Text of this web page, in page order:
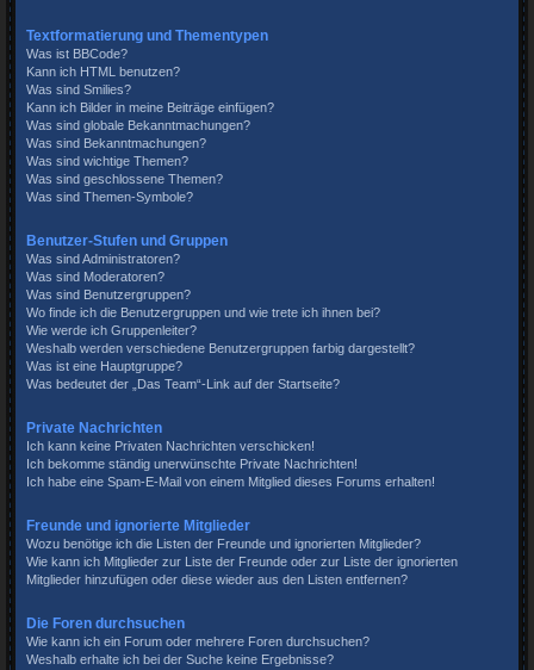
Textformatierung und Thementypen
Was ist BBCode?
Kann ich HTML benutzen?
Was sind Smilies?
Kann ich Bilder in meine Beiträge einfügen?
Was sind globale Bekanntmachungen?
Was sind Bekanntmachungen?
Was sind wichtige Themen?
Was sind geschlossene Themen?
Was sind Themen-Symbole?
Benutzer-Stufen und Gruppen
Was sind Administratoren?
Was sind Moderatoren?
Was sind Benutzergruppen?
Wo finde ich die Benutzergruppen und wie trete ich ihnen bei?
Wie werde ich Gruppenleiter?
Weshalb werden verschiedene Benutzergruppen farbig dargestellt?
Was ist eine Hauptgruppe?
Was bedeutet der „Das Team“-Link auf der Startseite?
Private Nachrichten
Ich kann keine Privaten Nachrichten verschicken!
Ich bekomme ständig unerwünschte Private Nachrichten!
Ich habe eine Spam-E-Mail von einem Mitglied dieses Forums erhalten!
Freunde und ignorierte Mitglieder
Wozu benötige ich die Listen der Freunde und ignorierten Mitglieder?
Wie kann ich Mitglieder zur Liste der Freunde oder zur Liste der ignorierten
Mitglieder hinzufügen oder diese wieder aus den Listen entfernen?
Die Foren durchsuchen
Wie kann ich ein Forum oder mehrere Foren durchsuchen?
Weshalb erhalte ich bei der Suche keine Ergebnisse?